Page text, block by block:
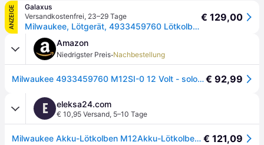
ANZEIGE
Galaxus
Versandkostenfrei, 23–29 Tage
Milwaukee, Lötgerät, 4933459760 Lötkolben (Lötkolben)
€ 129,00
Amazon
Niedrigster Preis·Nachbestellung
Milwaukee 4933459760 M12SI-0 12 Volt - solo ohne Akku€ 92,99
E eleksa24.com
€ 10,95 Versand, 5–10 Tage
Milwaukee Akku-Lötkolben M12Akku-Lötkolben M12SI-0 € 121,09